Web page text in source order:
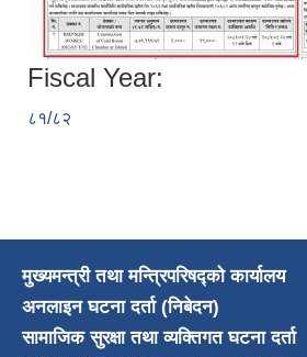
Fiscal Year:
८१/८२
मुख्यमन्त्री तथा मन्त्रिपरिषद्को कार्यालय
अनलाइन घटना दर्ता (निबेदन)
सामाजिक सुरक्षा तथा व्यक्तिगत घटना दर्ता